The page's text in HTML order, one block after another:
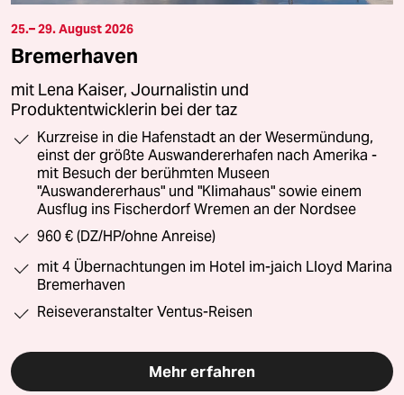
25.– 29. August 2026
Bremerhaven
mit Lena Kaiser, Journalistin und
Produktentwicklerin bei der taz
Kurzreise in die Hafenstadt an der Wesermündung,
einst der größte Auswandererhafen nach Amerika -
mit Besuch der berühmten Museen
"Auswandererhaus" und "Klimahaus" sowie einem
Ausflug ins Fischerdorf Wremen an der Nordsee
960 € (DZ/HP/ohne Anreise)
mit 4 Übernachtungen im Hotel im-jaich Lloyd Marina
Bremerhaven
Reiseveranstalter Ventus-Reisen
Mehr erfahren